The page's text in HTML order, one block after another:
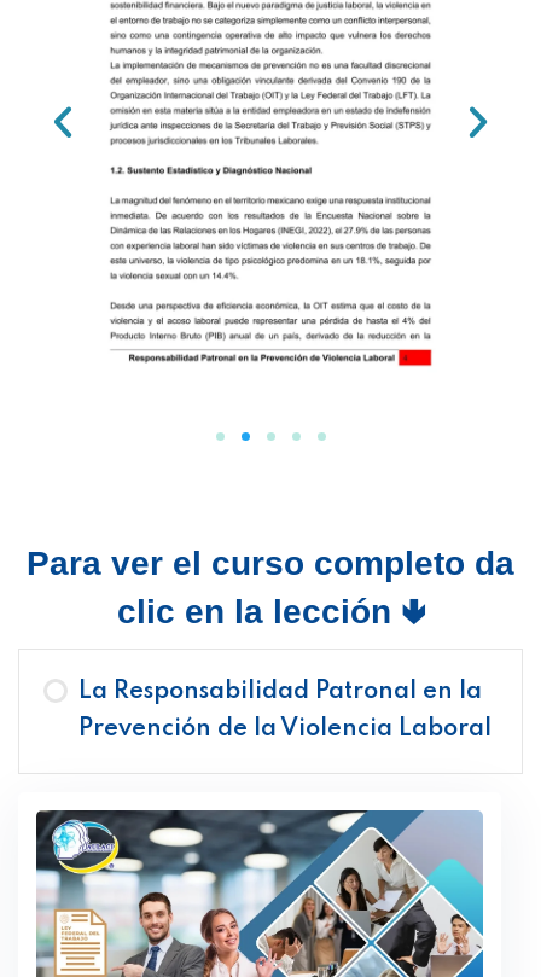
Para ver el curso completo da
clic en la lección 🢃
La Responsabilidad Patronal en la
Prevención de la Violencia Laboral